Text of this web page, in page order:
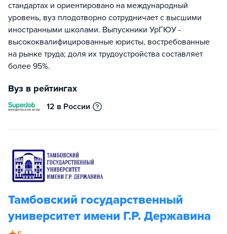
стандартах и ориентировано на международный
уровень, вуз плодотворно сотрудничает с высшими
иностранными школами. Выпускники УрГЮУ -
высококвалифицированные юристы, востребованные
на рынке труда; доля их трудоустройства составляет
более 95%.
Вуз в рейтингах
12 в России
Тамбовский государственный
университет имени Г.Р. Державина